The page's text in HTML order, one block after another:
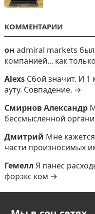
КОММЕНТАРИИ
он admiral markets
компанией... как
Alexs Сбой значит. И 1
ауту. Совпадение. →
Смирнов Александр
бессмысленной
Дмитрий Мне
части произносимых
Гемелл Я панес
форэкс ком →